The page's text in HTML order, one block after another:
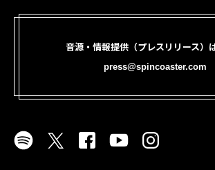
音源・情報提供（プレスリリース）
press@spincoaster.com